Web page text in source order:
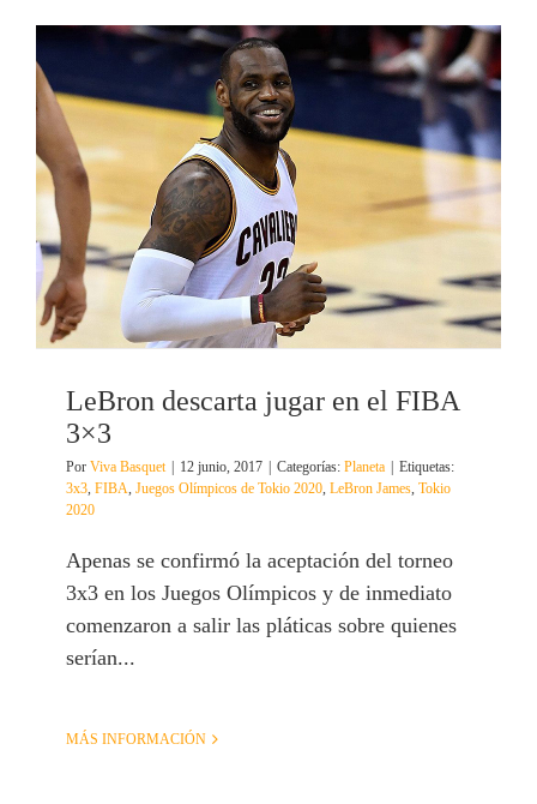
LeBron descarta jugar en el FIBA
3×3
Por Viva Basquet 12 junio, 2017 Categorías: Planeta
Etiquetas:
3x3, FIBA, Juegos Olímpicos de Tokio 2020, LeBron James, Tokio
2020
Apenas se confirmó la aceptación del torneo
3x3 en los Juegos Olímpicos y de inmediato
comenzaron a salir las pláticas sobre quienes
serían...
MÁS INFORMACIÓN